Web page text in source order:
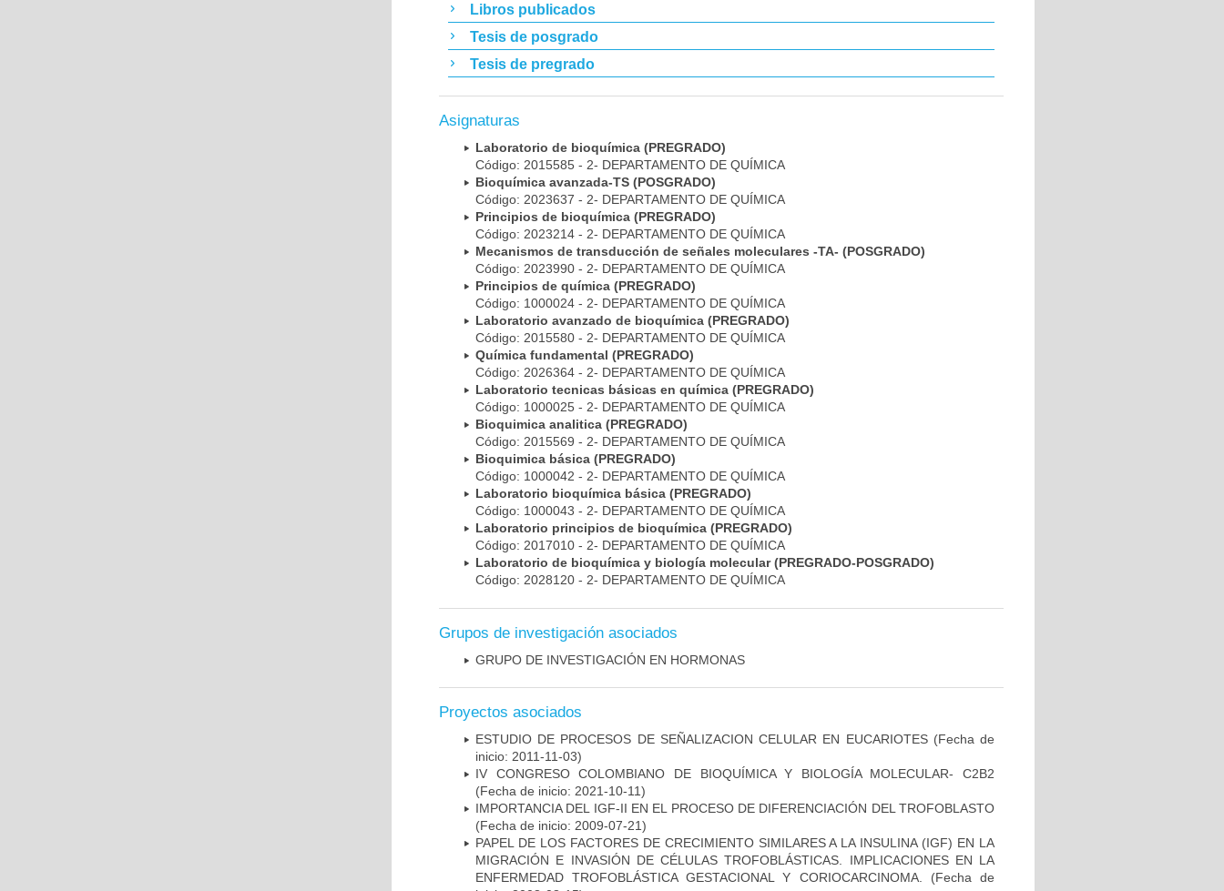
Libros publicados
Tesis de posgrado
Tesis de pregrado
Asignaturas
Laboratorio de bioquímica (PREGRADO)
Código: 2015585 - 2- DEPARTAMENTO DE QUÍMICA
Bioquímica avanzada-TS (POSGRADO)
Código: 2023637 - 2- DEPARTAMENTO DE QUÍMICA
Principios de bioquímica (PREGRADO)
Código: 2023214 - 2- DEPARTAMENTO DE QUÍMICA
Mecanismos de transducción de señales moleculares -TA- (POSGRADO)
Código: 2023990 - 2- DEPARTAMENTO DE QUÍMICA
Principios de química (PREGRADO)
Código: 1000024 - 2- DEPARTAMENTO DE QUÍMICA
Laboratorio avanzado de bioquímica (PREGRADO)
Código: 2015580 - 2- DEPARTAMENTO DE QUÍMICA
Química fundamental (PREGRADO)
Código: 2026364 - 2- DEPARTAMENTO DE QUÍMICA
Laboratorio tecnicas básicas en química (PREGRADO)
Código: 1000025 - 2- DEPARTAMENTO DE QUÍMICA
Bioquimica analitica (PREGRADO)
Código: 2015569 - 2- DEPARTAMENTO DE QUÍMICA
Bioquimica básica (PREGRADO)
Código: 1000042 - 2- DEPARTAMENTO DE QUÍMICA
Laboratorio bioquímica básica (PREGRADO)
Código: 1000043 - 2- DEPARTAMENTO DE QUÍMICA
Laboratorio principios de bioquímica (PREGRADO)
Código: 2017010 - 2- DEPARTAMENTO DE QUÍMICA
Laboratorio de bioquímica y biología molecular (PREGRADO-POSGRADO)
Código: 2028120 - 2- DEPARTAMENTO DE QUÍMICA
Grupos de investigación asociados
GRUPO DE INVESTIGACIÓN EN HORMONAS
Proyectos asociados
ESTUDIO DE PROCESOS DE SEÑALIZACION CELULAR EN EUCARIOTES(Fecha de
inicio: 2011-11-03)
IV CONGRESO COLOMBIANO DE BIOQUÍMICA Y BIOLOGÍA MOLECULAR- C2B2
(Fecha de inicio: 2021-10-11)
IMPORTANCIA DEL IGF-II EN EL PROCESO DE DIFERENCIACIÓN DEL TROFOBLASTO
(Fecha de inicio: 2009-07-21)
PAPEL DE LOS FACTORES DE CRECIMIENTO SIMILARES A LA INSULINA (IGF) EN LA
MIGRACIÓN E INVASIÓN DE CÉLULAS TROFOBLÁSTICAS. IMPLICACIONES EN LA
ENFERMEDAD TROFOBLÁSTICA GESTACIONAL Y CORIOCARCINOMA.
(Fecha de